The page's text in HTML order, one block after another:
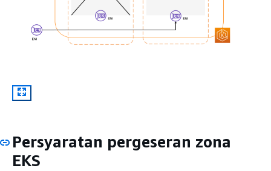
Persyaratan pergeseran zona
EKS